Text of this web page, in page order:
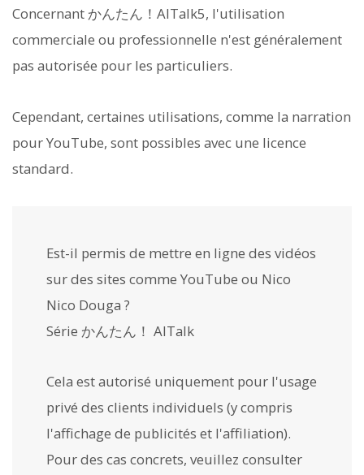
Concernant かんたん！AITalk5, l'utilisation
commerciale ou professionnelle n'est généralement
pas autorisée pour les particuliers.
Cependant, certaines utilisations, comme la narration
pour YouTube, sont possibles avec une licence
standard.
Est-il permis de mettre en ligne des vidéos
sur des sites comme YouTube ou Nico
Nico Douga ?
Série かんたん！ AITalk
Cela est autorisé uniquement pour l'usage
privé des clients individuels (y compris
l'affichage de publicités et l'affiliation).
Pour des cas concrets, veuillez consulter